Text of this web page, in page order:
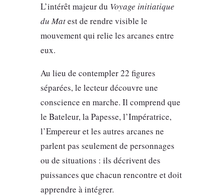
L’intérêt majeur du Voyage initiatique
du Matest de rendre visible le
mouvement qui relie les arcanes entre
eux.
Au lieu de contempler 22 figures
séparées, le lecteur découvre une
conscience en marche. Il comprend que
le Bateleur, la Papesse, l’Impératrice,
l’Empereur et les autres arcanes ne
parlent pas seulement de personnages
ou de situations : ils décrivent des
puissances que chacun rencontre et doit
apprendre à intégrer.